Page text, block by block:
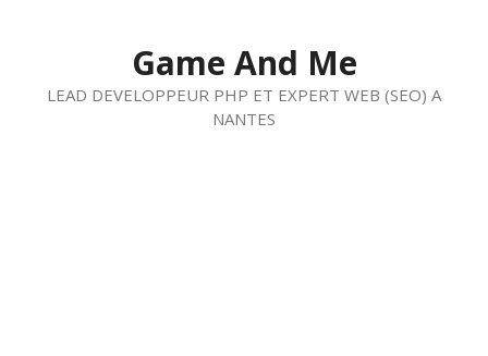
Game And Me
LEAD DEVELOPPEUR PHP ET EXPERT WEB (SEO) A
NANTES